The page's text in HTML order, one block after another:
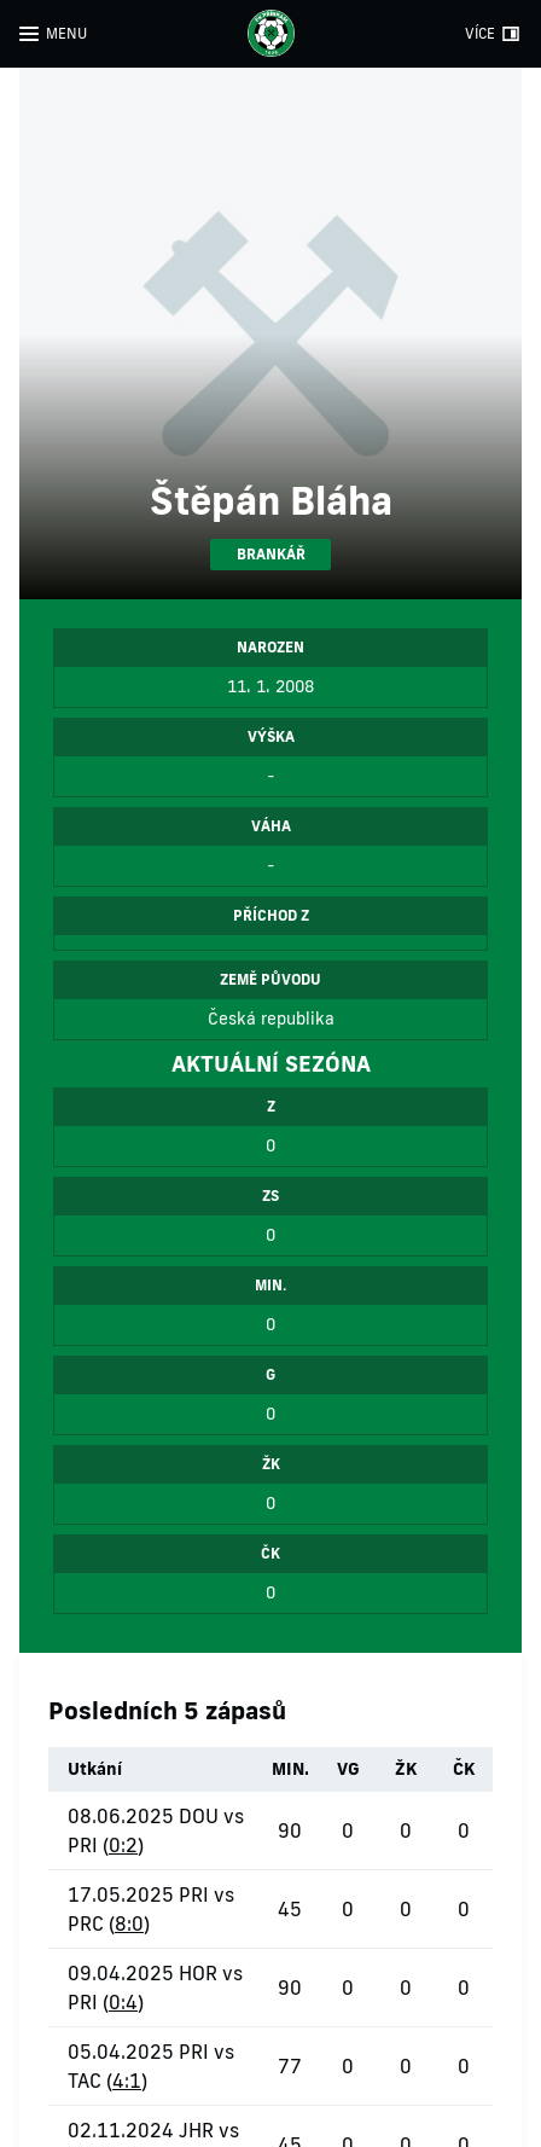
MENU VÍCE
Štěpán Bláha
BRANKÁŘ
NAROZEN
11. 1. 2008
VÝŠKA
-
VÁHA
-
PŘÍCHOD Z
ZEMĚ PŮVODU
Česká republika
AKTUÁLNÍ SEZÓNA
Z
0
ZS
0
MIN.
0
G
0
ŽK
0
ČK
0
Posledních 5 zápasů
Utkání MIN. VG ŽK ČK
08.06.2025 DOU vs
PRI (0:2)
90 0 0 0
17.05.2025 PRI vs
PRC (8:0)
45 0 0 0
09.04.2025 HOR vs
PRI (0:4)
90 0 0 0
05.04.2025 PRI vs
TAC (4:1)
77 0 0 0
02.11.2024 JHR vs